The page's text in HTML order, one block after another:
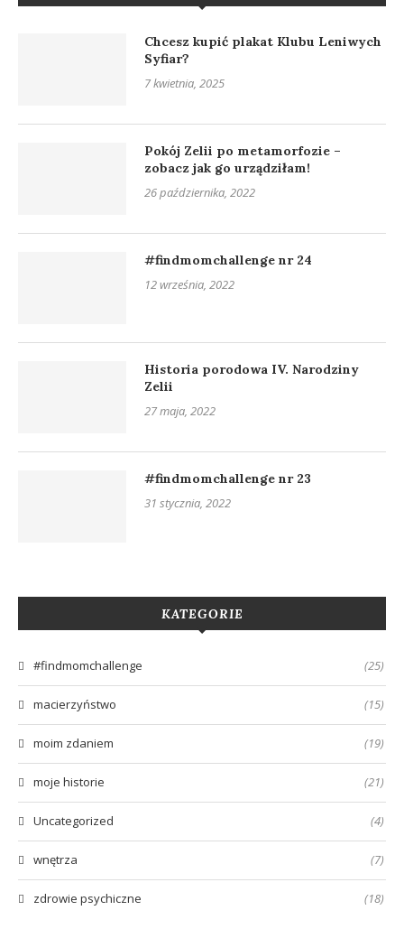
Chcesz kupić plakat Klubu Leniwych
Syfiar?
7 kwietnia, 2025
Pokój Zelii po metamorfozie –
zobacz jak go urządziłam!
26 października, 2022
#findmomchallenge nr 24
12 września, 2022
Historia porodowa IV. Narodziny
Zelii
27 maja, 2022
#findmomchallenge nr 23
31 stycznia, 2022
KATEGORIE
#findmomchallenge (25)
macierzyństwo (15)
moim zdaniem (19)
moje historie (21)
Uncategorized (4)
wnętrza (7)
zdrowie psychiczne (18)